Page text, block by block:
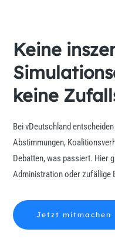
Keine
keine
Bei vDeutschland
Abstimmungen,
Debatten, was passiert. Hier
Administration oder zufällige
Jetzt mitmachen